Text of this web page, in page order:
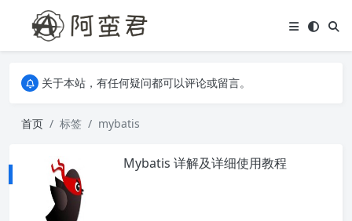
关于本站，有任何疑问都可以评论或留言。
关于本站，有任何疑问都可以评论或留言。
首页
标签 mybatis
Mybatis 详解及详细使用教程